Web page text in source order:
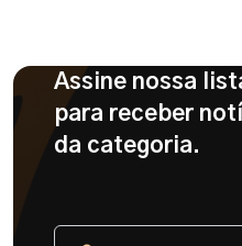
Assine nossa
para receber
da categoria.